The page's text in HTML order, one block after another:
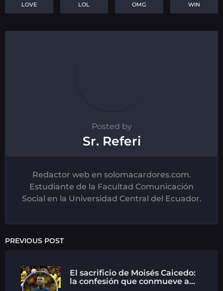
LOVE LOL OMG WIN
Posted by
Sr. Referi
Redactor web en solomacardores.com.
Estudiante de la Facultad Comunicación
Social en la Universidad Central del Ecuador.
PREVIOUS POST
El sacrificio de Moisés Caicedo:
la confesión que conmueve a...